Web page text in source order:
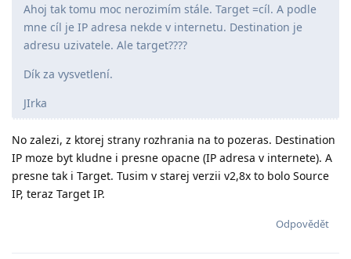
Ahoj tak tomu moc nerozimím stále. Target =cíl. A podle
mne cíl je IP adresa nekde v internetu. Destination je
adresu uzivatele. Ale target????
Dík za vysvetlení.
JIrka
No zalezi, z ktorej strany rozhrania na to pozeras. Destination
IP moze byt kludne i presne opacne (IP adresa v internete). A
presne tak i Target. Tusim v starej verzii v2,8x to bolo Source
IP, teraz Target IP.
Odpovědět